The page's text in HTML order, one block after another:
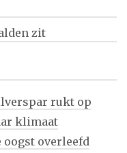
zit
rukt op
klimaat
oogst overleefd